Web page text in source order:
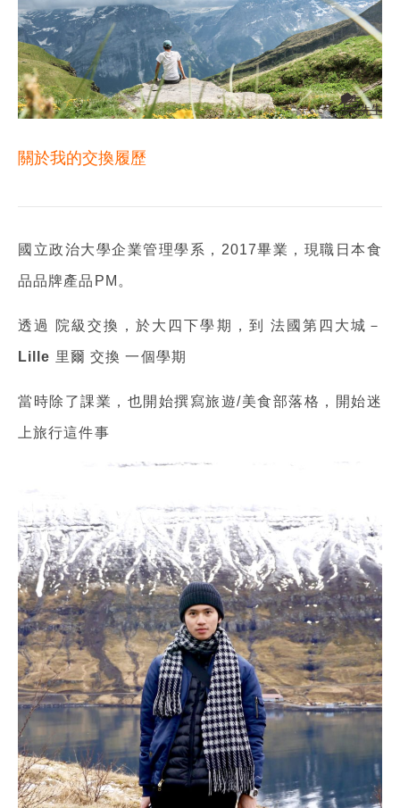
關於我的交換履歷
國立政治大學企業管理學系，2017畢業，現職日本食
品品牌產品PM。
透過 院級交換 ，於大四下學期，到 法國第四大城－
Lille 里爾交換一個學期
當時除了課業，也開始撰寫旅遊/美食部落格，開始迷
上旅行這件事